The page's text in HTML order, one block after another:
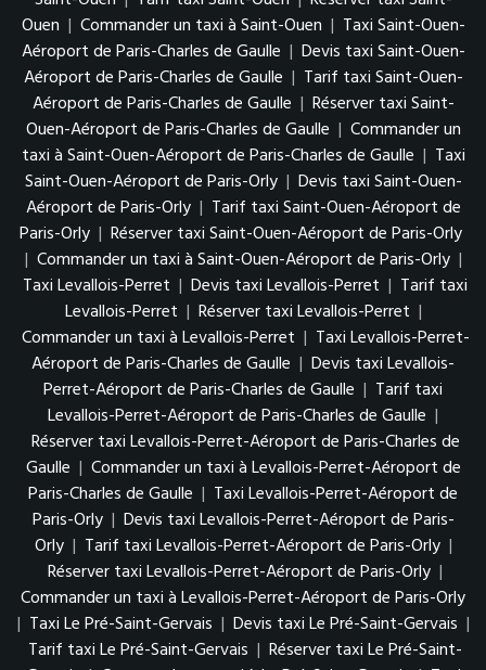
Ouen | Commander un taxi à Saint-Ouen | Taxi Saint-Ouen-
Aéroport de Paris-Charles de Gaulle | Devis taxi Saint-Ouen-
Aéroport de Paris-Charles de Gaulle | Tarif taxi Saint-Ouen-
Aéroport de Paris-Charles de Gaulle | Réserver taxi Saint-
Ouen-Aéroport de Paris-Charles de Gaulle | Commander un
taxi à Saint-Ouen-Aéroport de Paris-Charles de Gaulle | Taxi
Saint-Ouen-Aéroport de Paris-Orly | Devis taxi Saint-Ouen-
Aéroport de Paris-Orly | Tarif taxi Saint-Ouen-Aéroport de
Paris-Orly | Réserver taxi Saint-Ouen-Aéroport de Paris-Orly
| Commander un taxi à Saint-Ouen-Aéroport de Paris-Orly |
Taxi Levallois-Perret | Devis taxi Levallois-Perret | Tarif taxi
Levallois-Perret | Réserver taxi Levallois-Perret |
Commander un taxi à Levallois-Perret | Taxi Levallois-Perret-
Aéroport de Paris-Charles de Gaulle | Devis taxi Levallois-
Perret-Aéroport de Paris-Charles de Gaulle | Tarif taxi
Levallois-Perret-Aéroport de Paris-Charles de Gaulle |
Réserver taxi Levallois-Perret-Aéroport de Paris-Charles de
Gaulle | Commander un taxi à Levallois-Perret-Aéroport de
Paris-Charles de Gaulle | Taxi Levallois-Perret-Aéroport de
Paris-Orly | Devis taxi Levallois-Perret-Aéroport de Paris-
Orly | Tarif taxi Levallois-Perret-Aéroport de Paris-Orly |
Réserver taxi Levallois-Perret-Aéroport de Paris-Orly |
Commander un taxi à Levallois-Perret-Aéroport de Paris-Orly
| Taxi Le Pré-Saint-Gervais | Devis taxi Le Pré-Saint-Gervais |
Tarif taxi Le Pré-Saint-Gervais | Réserver taxi Le Pré-Saint-